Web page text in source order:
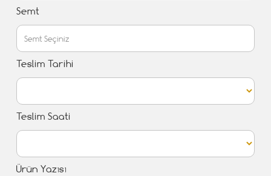
Semt
Teslim Tarihi
Teslim Saati
Ürün Yazısı